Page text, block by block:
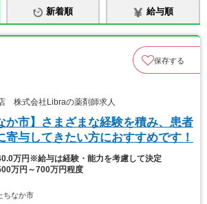
新着順 給与順
保存する
株式会社Libraの薬剤師求人
か市】さまざまな経験を積み、患者
寄与してきたい方におすすめです！
万円※給与は経験・能力を考慮して決定
万円～700万円程度
ちなか市